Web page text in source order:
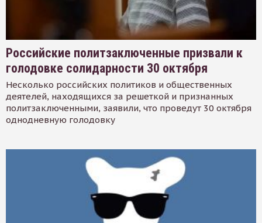
Российские политзаключенные призвали к
голодовке солидарности 30 октября
Несколько российских политиков и общественных
деятелей, находящихся за решеткой и признанных
политзаключенными, заявили, что проведут 30 октября
однодневную голодовку